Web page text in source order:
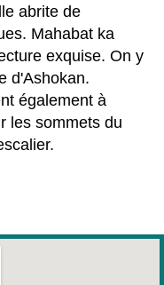
abrite de
Mahabat ka
exquise. On y
d'Ashokan.
également à
les sommets du